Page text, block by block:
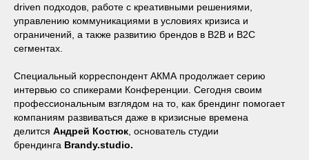
driven подходов, работе с креативными решениями,
управлению коммуникациями в условиях кризиса и
ограничений, а также развитию брендов в B2B и B2C
сегментах.
Специальный корреспондент АКМА продолжает серию
интервью со спикерами Конференции. Сегодня своим
профессиональным взглядом на то, как брендинг помогает
компаниям развиваться даже в кризисные времена
делится Андрей Костюк , основатель студии
брендинга Brandy.studio.